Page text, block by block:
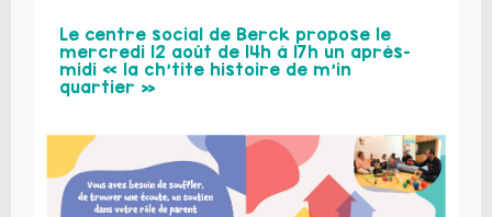
Le centre social de Berck propose le
mercredi 12 août de 14h à 17h un après-
midi « la ch’tite histoire de m’in
quartier »